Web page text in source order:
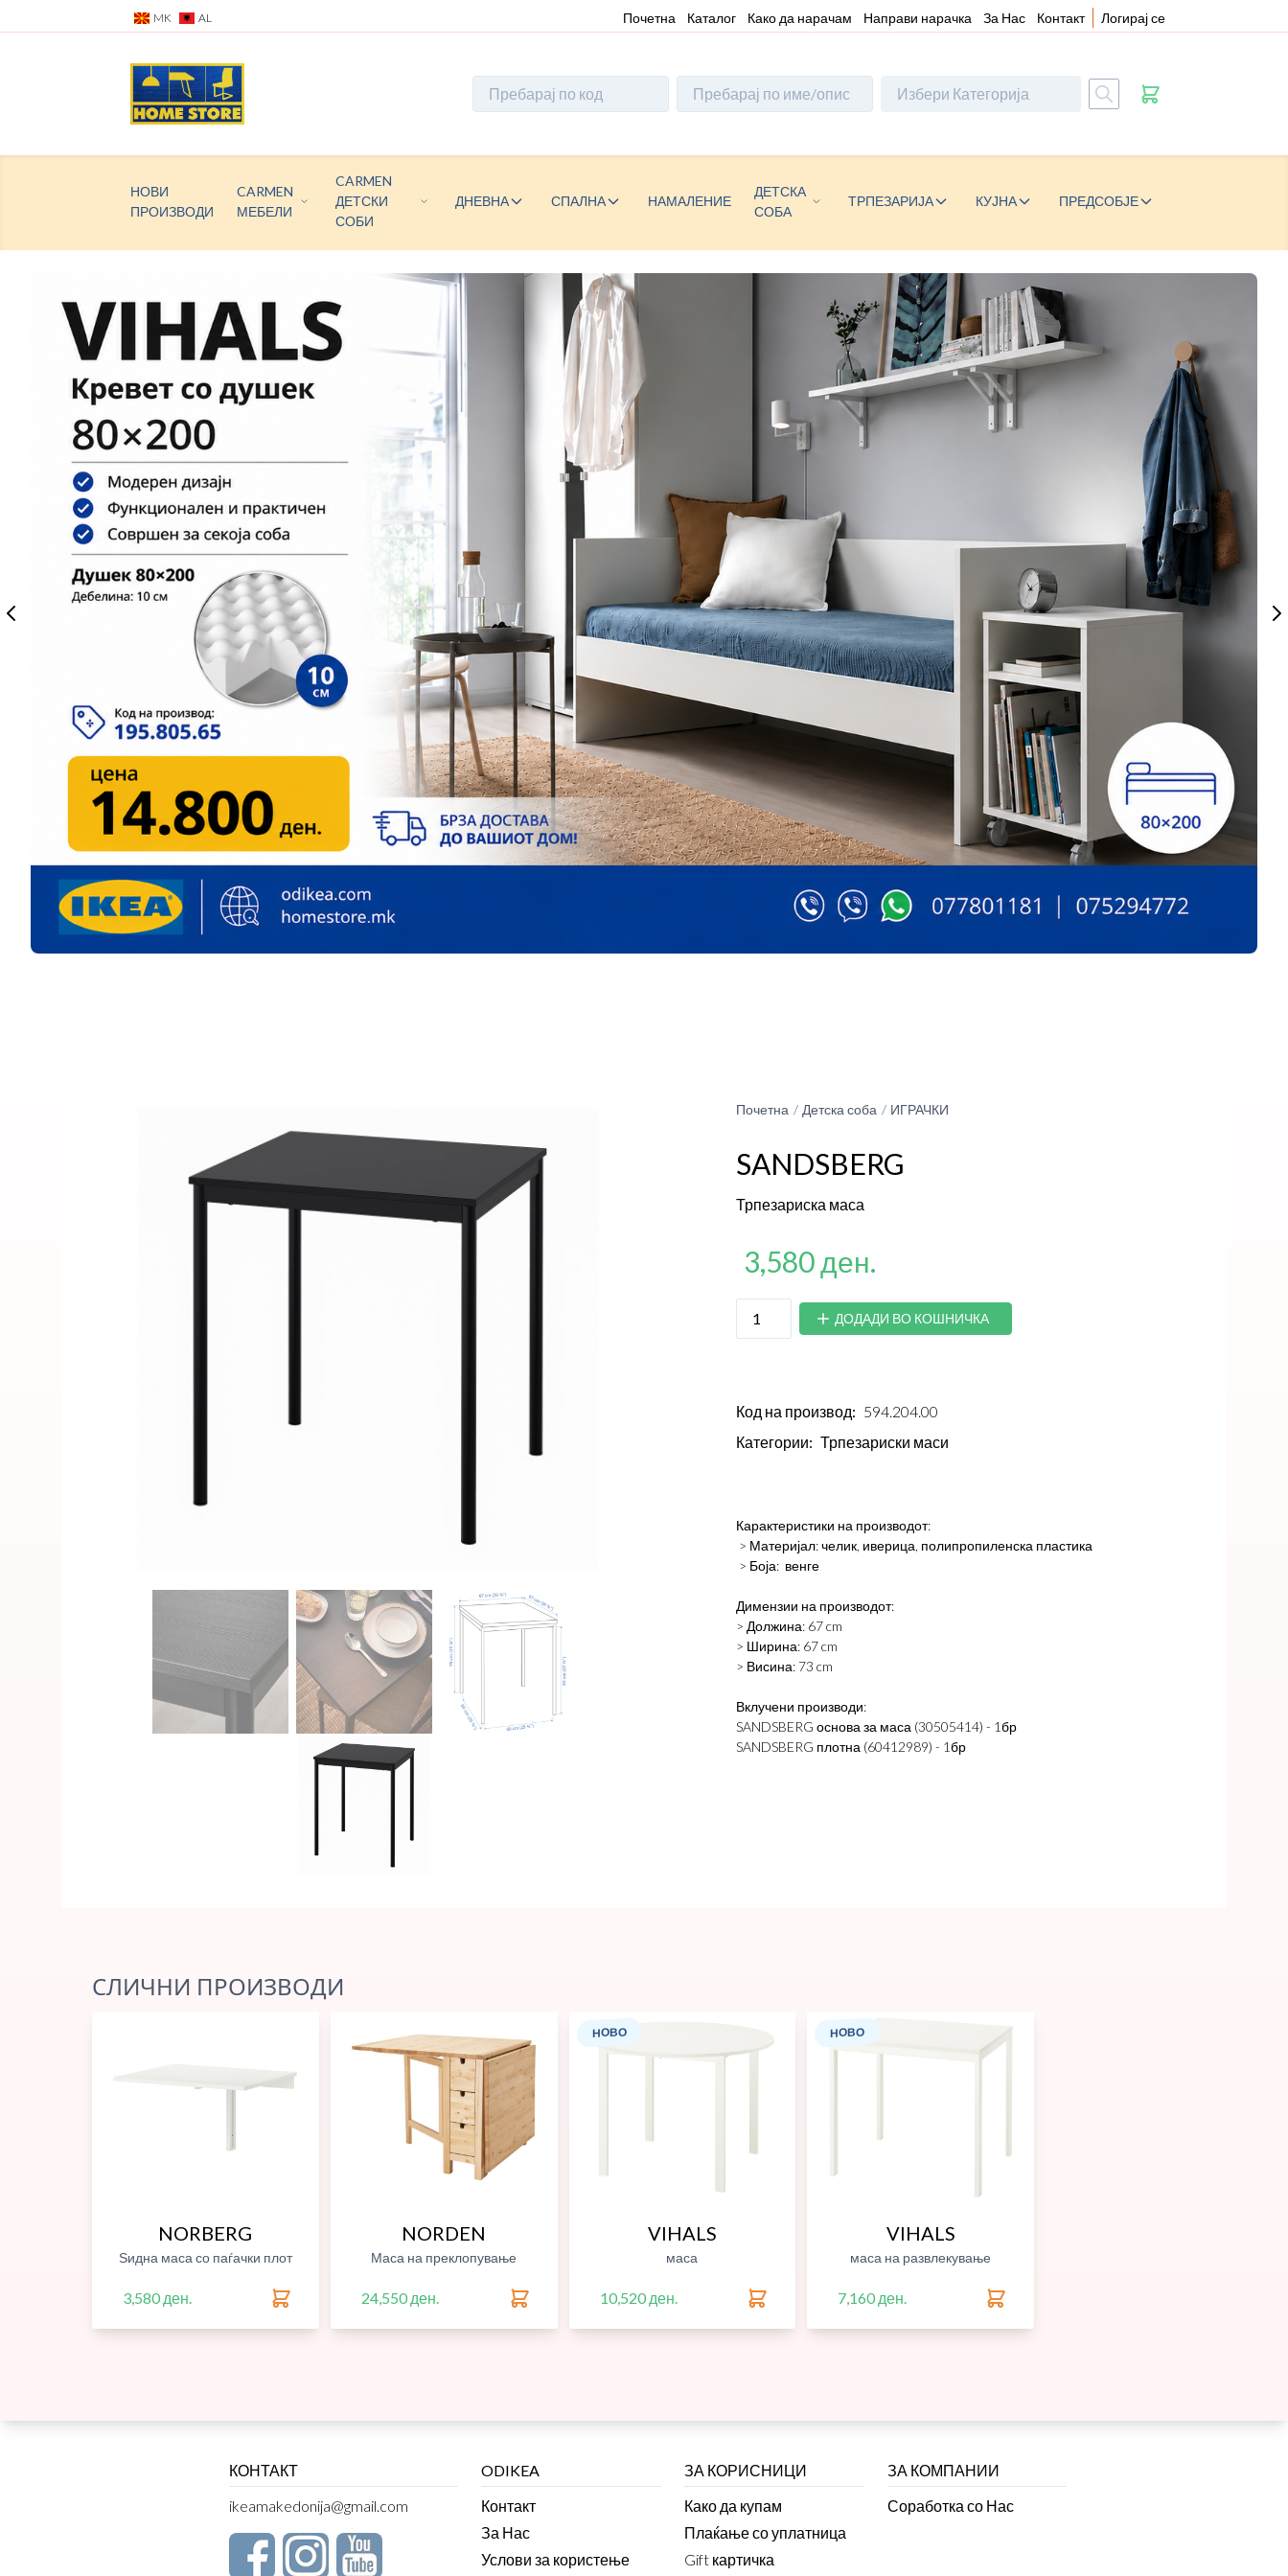
MK AL Почетна Каталог Како да нарачам Направи нарачка За Нас Контакт Логирај се
НОВИ
ПРОИЗВОДИ
CARMEN
МЕБЕЛИ
CARMEN
ДЕТСКИ
СОБИ
ДНЕВНА СПАЛНА НАМАЛЕНИЕ
ДЕТСКА
СОБА
ТРПЕЗАРИЈА КУЈНА ПРЕДСОБЈЕ
Почетна Детска соба ИГРАЧКИ
SANDSBERG
Трпезариска маса
3,580 ден.
ДОДАДИ ВО КОШНИЧКА
Код на производ: 594.204.00
Категории: Трпезариски маси
Карактеристики на производот:
> Материјал: челик, иверица, полипропиленска пластика
> Боја: венге
Димензии на производот:
> Должина: 67 cm
> Ширина: 67 cm
> Висина: 73 cm
Вклучени производи:
SANDSBERG основа за маса (30505414) - 1бр
SANDSBERG плотна (60412989) - 1бр
СЛИЧНИ ПРОИЗВОДИ
NORBERG
Ѕидна маса со паѓачки плот
3,580 ден.
NORDEN
Маса на преклопување
24,550 ден.
НОВО
VIHALS
маса
10,520 ден.
НОВО
VIHALS
маса на развлекување
7,160 ден.
КОНТАКТ
ikeamakedonija@gmail.com
ODIKEA
Контакт
За Нас
Услови за користење
ЗА КОРИСНИЦИ
Како да купам
Плаќање со уплатница
Gift картичка
ЗА КОМПАНИИ
Соработка со Нас